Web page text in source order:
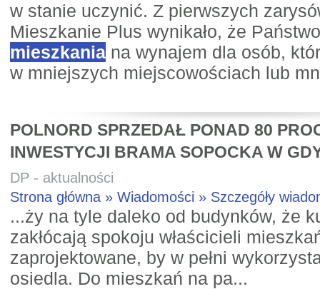
w stanie uczynić. Z pierwszych
Mieszkanie Plus wynikało, że
mieszkania na wynajem dla osób,
w mniejszych miejscowościach lub
POLNORD SPRZEDAŁ PONAD 80
INWESTYCJI BRAMA SOPOCKA W
DP - aktualności
Strona główna » Wiadomości » Szczegóły
...ży na tyle daleko od budynków, że
zakłócają spokoju właścicieli
zaprojektowane, by w pełni
osiedla. Do mieszkań na pa...